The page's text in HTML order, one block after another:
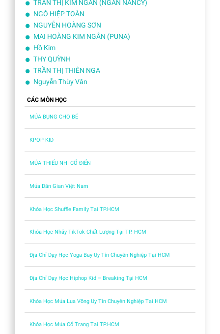
TRẦN THỊ KIM NGÂN (NGÂN NANCY)
NGÔ HIỆP TOÀN
NGUYỄN HOÀNG SƠN
MAI HOÀNG KIM NGÂN (PUNA)
Hồ Kim
THY QUỲNH
TRẦN THỊ THIÊN NGA
Nguyễn Thùy Vân
CÁC MÔN HỌC
MÚA BỤNG CHO BÉ
KPOP KID
MÚA THIẾU NHI CỔ ĐIỂN
Múa Dân Gian Việt Nam
Khóa Học Shuffle Family Tại TP.HCM
Khóa Học Nhảy TikTok Chất Lượng Tại TP. HCM
Địa Chỉ Dạy Học Yoga Bay Uy Tín Chuyên Nghiệp Tại HCM
Địa Chỉ Dạy Học Hiphop Kid – Breaking Tại HCM
Khóa Học Múa Lụa Võng Uy Tín Chuyên Nghiệp Tại HCM
Khóa Học Múa Cổ Trang Tại TP.HCM